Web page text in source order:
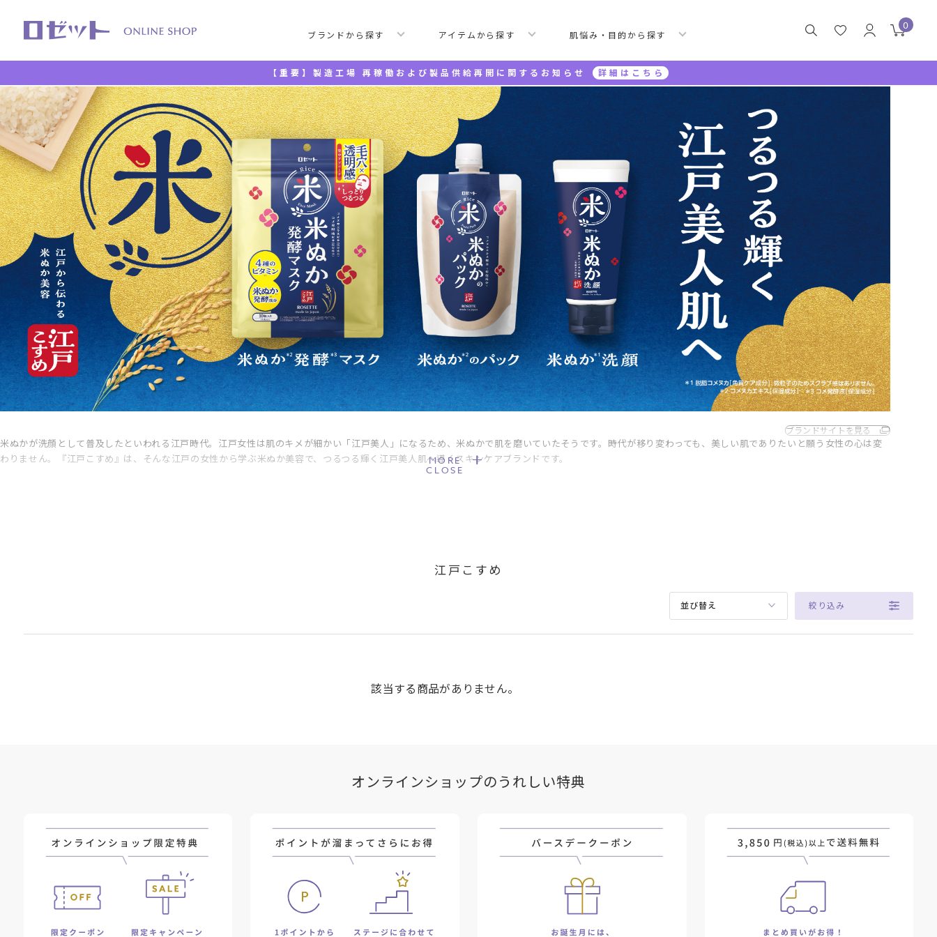
ブランドから探す アイテムから探す 肌悩み・目的から探す
0
【重要】製造工場 再稼働および製品供給再開に関するお知らせ 詳細はこちら
ブランドサイトを見る
米ぬかが洗顔として普及したといわれる江戸時代。江戸女性は肌のキメが細かい「江戸美人」になるため、米ぬかで肌を磨いていたそうです。時代が移り変わっても、美しい肌でありたいと願う女性の心は変
わりません。『江戸こすめ』は、そんな江戸の女性から学ぶ米ぬか美容で、つるつる輝く江戸美人肌へ導くスキンケアブランドです。
MORE
CLOSE
江戸こすめ
並び替え 絞り込み
該当する商品がありません。
オンラインショップのうれしい特典